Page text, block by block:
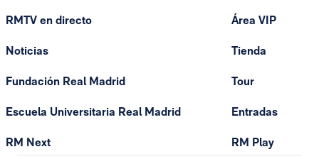
RMTV en directo
Noticias
Fundación Real Madrid
Escuela Universitaria Real Madrid
RM Next
Área VIP
Tienda
Tour
Entradas
RM Play